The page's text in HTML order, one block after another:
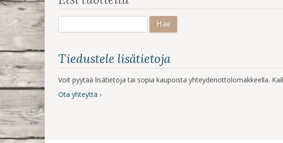
Tiedustele lisätietoja
Voit pyytää lisätietoja tai sopia kaupoista yhteydenottolomakkeella.
Ota yhteyttä ›